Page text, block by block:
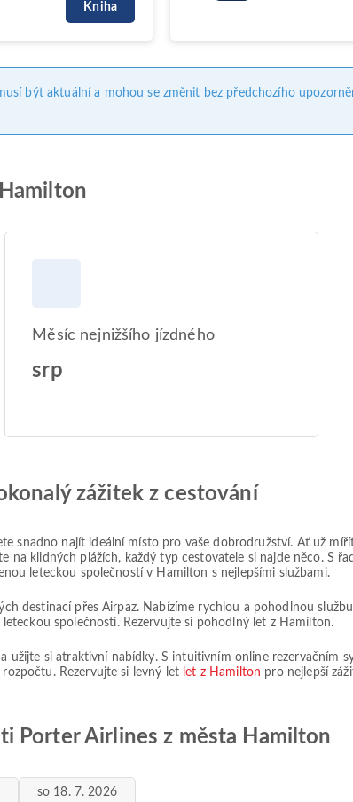
Kniha
být aktuální a mohou se změnit bez předchozího
Měsíc nejnižšího jízdného
srp
zážitek z cestování
snadno najít ideální místo pro vaše dobrodružství. Ať už
klidných plážích, každý typ cestovatele si najde něco. S
leteckou společností v Hamilton s nejlepšími službami.
destinací přes Airpaz. Nabízíme rychlou a pohodlnou
společností. Rezervujte si pohodlný let z Hamilton.
užijte si atraktivní nabídky. S intuitivním online rezervačním
Rezervujte si levný let let z Hamilton pro nejlepší
Porter Airlines z města Hamilton
so 18. 7. 2026